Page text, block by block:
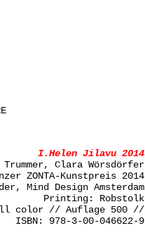
I.Helen Jilavu 2014
Clara Wörsdörfer
ZONTA-Kunstpreis 2014
Mind Design Amsterdam
Printing: Robstolk
color // Auflage 500 //
ISBN: 978-3-00-046622-9